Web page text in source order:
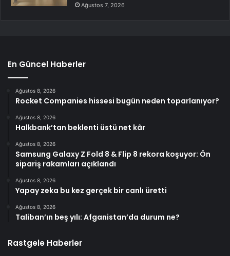
Ağustos 7, 2026
En Güncel Haberler
Ağustos 8, 2026
Rocket Companies hissesi bugün neden toparlanıyor?
Ağustos 8, 2026
Halkbank’tan beklenti üstü net kâr
Ağustos 8, 2026
Samsung Galaxy Z Fold 8 & Flip 8 rekora koşuyor: Ön
sipariş rakamları açıklandı
Ağustos 8, 2026
Yapay zeka bu kez gerçek bir canlı üretti
Ağustos 8, 2026
Taliban’ın beş yılı: Afganistan’da durum ne?
Rastgele Haberler